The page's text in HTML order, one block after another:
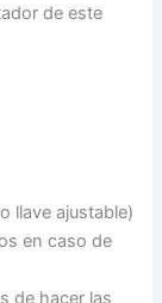
de este
llave ajustable)
en caso de
de hacer las